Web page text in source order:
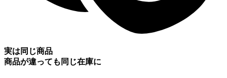
実は同じ商品
商品が違っても同じ在庫に